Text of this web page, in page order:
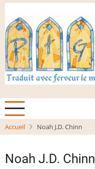
Aller
contenu
principal
Accueil Noah J.D. Chinn
Noah J.D. Chinn